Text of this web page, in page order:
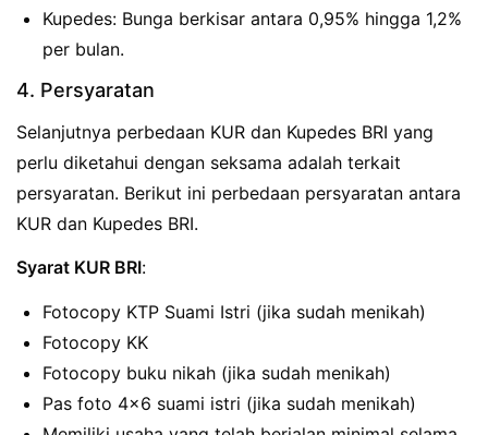
Kupedes: Bunga berkisar antara 0,95% hingga 1,2%
per bulan.
4. Persyaratan
Selanjutnya perbedaan KUR dan Kupedes BRI yang
perlu diketahui dengan seksama adalah terkait
persyaratan. Berikut ini perbedaan persyaratan antara
KUR dan Kupedes BRI.
Syarat KUR BRI:
Fotocopy KTP Suami Istri (jika sudah menikah)
Fotocopy KK
Fotocopy buku nikah (jika sudah menikah)
Pas foto 4×6 suami istri (jika sudah menikah)